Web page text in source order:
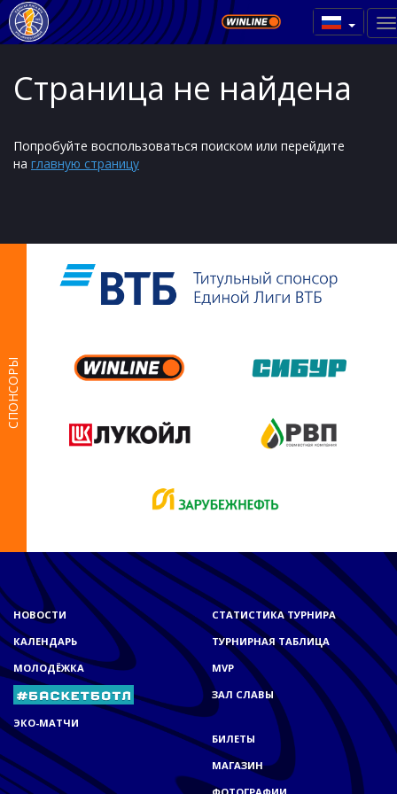
Страница не найдена
Попробуйте воспользоваться поиском или перейдите
на главную страницу
СПОНСОРЫ
НОВОСТИ
КАЛЕНДАРЬ
МОЛОДЁЖКА
ЭКО-МАТЧИ
СТАТИСТИКА ТУРНИРА
ТУРНИРНАЯ ТАБЛИЦА
MVP
ЗАЛ СЛАВЫ
БИЛЕТЫ
МАГАЗИН